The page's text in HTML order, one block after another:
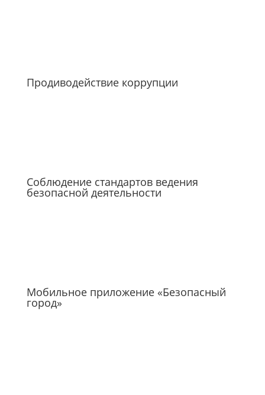
Продиводействие коррупции
Соблюдение стандартов ведения
безопасной деятельности
Мобильное приложение «Безопасный
город»